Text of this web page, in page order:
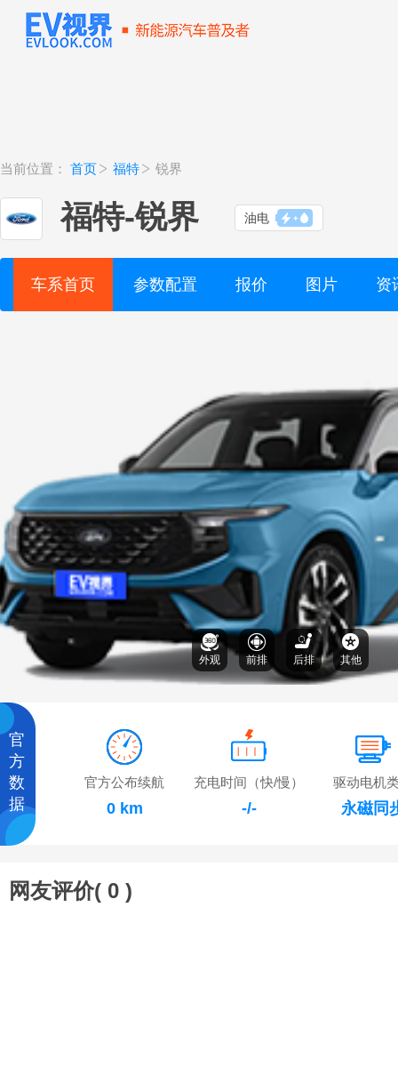
当前位置： 首页 福特 锐界
福特-锐界 油电
车系首页 参数配置 报价 图片 资
外观 前排 后排 其他
官
方
数
据
官方公布续航
0 km
充电时间（快/慢）
-/-
驱动电机
永磁同
网友评价( 0 )